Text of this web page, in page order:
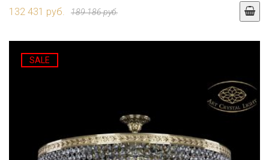
132 431 руб. 189 186 руб.
SALE